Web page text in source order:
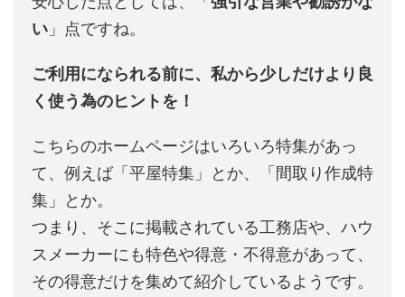
い 」点ですね。
ご利用になられる前に、私から少しだけより良
く使う為のヒントを！
こちらのホームページはいろいろ特集があっ
て、例えば「平屋特集」とか、「間取り作成特
集」とか。
つまり、そこに掲載されている工務店や、ハウ
スメーカーにも特色や得意・不得意があって、
その得意だけを集めて紹介しているようです。